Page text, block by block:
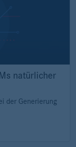
natürlicher
der Generierung